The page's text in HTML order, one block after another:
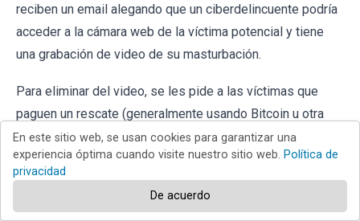
reciben un email alegando que un ciberdelincuente podría
acceder a la cámara web de la víctima potencial y tiene
una grabación de video de su masturbación.
Para eliminar del video, se les pide a las víctimas que
paguen un rescate (generalmente usando Bitcoin u otra
criptomoneda). Sin embargo, todas estas afirmaciones
son falsas: los usuarios que reciben dichos emails deben
ignorarlos y eliminarlos.
En este sitio web, se usan cookies para garantizar una
experiencia óptima cuando visite nuestro sitio web. Política de
privacidad
De acuerdo